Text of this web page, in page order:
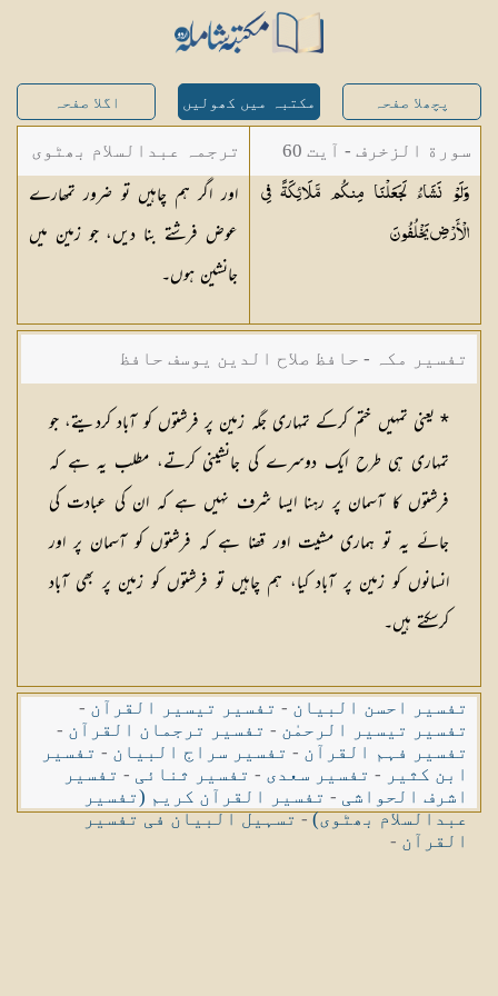
پچھلا صفحہ مکتبہ میں کھولیں اگلا صفحہ
سورة الزخرف - آیت 60
وَلَوْ نَشَاءُ لَجَعَلْنَا مِنكُم مَّلَائِكَةً فِي
الْأَرْضِيَخْلُفُونَ
ترجمہ عبدالسلام بھٹوی
- عبدالسلام بن محمد
اور اگر ہم چاہیں تو ضرور تمھارے
عوض فرشتے بنا دیں، جو زمین میں
جانشین ہوں۔
تفسیر مکہ - حافظ صلاح الدین یوسف حافظ
* یعنی تمہیں ختم کرکے تمہاری جگہ زمین پر فرشتوں کو آباد کردیتے، جو
تمہاری ہی طرح ایک دوسرے کی جانشینی کرتے، مطلب یہ ہے کہ
فرشتوں کا آسمان پر رہنا ایسا شرف نہیں ہے کہ ان کی عبادت کی
جائے یہ تو ہماری مشیت اور قضا ہے کہ فرشتوں کو آسمان پر اور
انسانوں کو زمین پر آباد کیا، ہم چاہیں تو فرشتوں کو زمین پر بھی آباد
کرسکتے ہیں۔
تفسیر احسن البیان - تفسیر تیسیر القرآن -
تفسیر تیسیر الرحمٰن - تفسیر ترجمان القرآن -
تفسیر فہم القرآن - تفسیر سراج البیان - تفسیر
ابن کثیر - تفسیر سعدی - تفسیر ثنائی - تفسیر
اشرف الحواشی - تفسیر القرآن کریم (تفسیر
عبدالسلام بھٹوی)-تسہیل البیان فی تفسیر
القرآن -